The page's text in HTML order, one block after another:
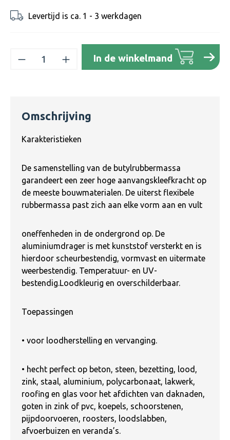
Levertijd is ca. 1 - 3 werkdagen
Producthoeveelheid: Voer de
In de winkelmand
Omschrijving
Karakteristieken
De samenstelling van de butylrubbermassa
garandeert een zeer hoge aanvangskleefkracht op
de meeste bouwmaterialen. De uiterst flexibele
rubbermassa past zich aan elke vorm aan en vult
oneffenheden in de ondergrond op. De
aluminiumdrager is met kunststof versterkt en is
hierdoor scheurbestendig, vormvast en uitermate
weerbestendig. Temperatuur- en UV-
bestendig.Loodkleurig en overschilderbaar.
Toepassingen
• voor loodherstelling en vervanging.
• hecht perfect op beton, steen, bezetting, lood,
zink, staal, aluminium, polycarbonaat, lakwerk,
roofing en glas voor het afdichten van daknaden,
goten in zink of pvc, koepels, schoorstenen,
pijpdoorvoeren, roosters, loodslabben,
afvoerbuizen en veranda’s.